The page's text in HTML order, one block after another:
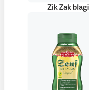
Zik Zak blagi